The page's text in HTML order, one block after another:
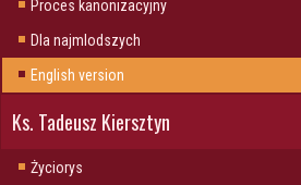
Proces kanonizacyjny
Dla najmlodszych
English version
Ks. Tadeusz Kiersztyn
Życiorys